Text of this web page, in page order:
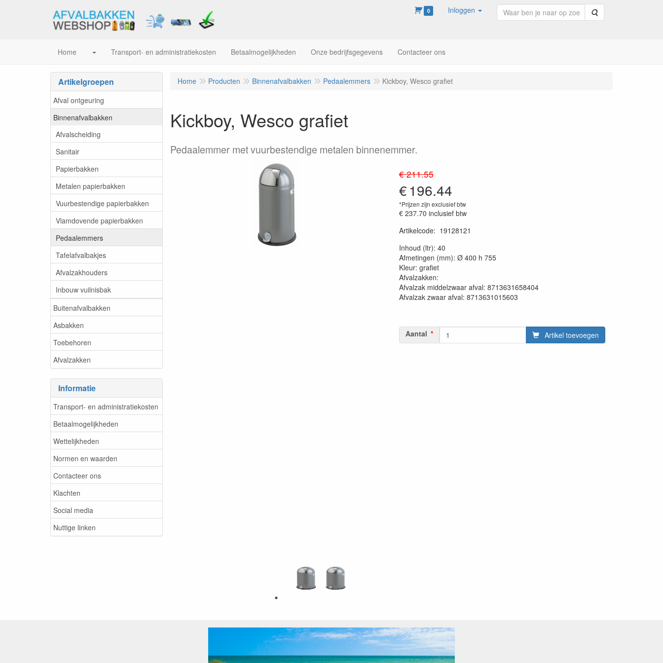
0 Inloggen Zoeken
Home Transport- en administratiekosten Betaalmogelijkheden Onze bedrijfsgegevens Contacteer ons
Artikelgroepen
Afval ontgeuring
Binnenafvalbakken
Afvalscheiding
Sanitair
Papierbakken
Metalen papierbakken
Vuurbestendige papierbakken
Vlamdovende papierbakken
Pedaalemmers
Tafelafvalbakjes
Afvalzakhouders
Inbouw vuilnisbak
Buitenafvalbakken
Asbakken
Toebehoren
Afvalzakken
Informatie
Transport- en administratiekosten
Betaalmogelijkheden
Wettelijkheden
Normen en waarden
Contacteer ons
Klachten
Social media
Nuttige linken
Home Producten Binnenafvalbakken Pedaalemmers Kickboy, Wesco grafiet
Kickboy, Wesco grafiet
Pedaalemmer met vuurbestendige metalen binnenemmer.
€ 211.55
€196.44
*Prijzen zijn exclusief btw
€ 237.70 inclusief btw
Artikelcode: 19128121
Inhoud (ltr): 40
Afmetingen (mm): Ø 400 h 755
Kleur: grafiet
Afvalzakken:
Afvalzak middelzwaar afval: 8713631658404
Afvalzak zwaar afval: 8713631015603
Aantal Artikel toevoegen